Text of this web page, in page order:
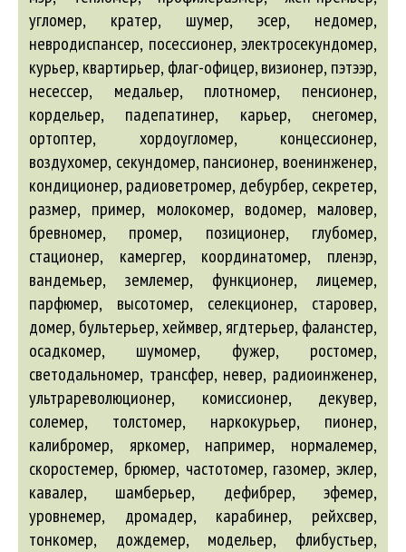
угломер, кратер, шумер, эсер, недомер,
невродиспансер, посессионер, электросекундомер,
курьер, квартирьер, флаг-офицер, визионер, пэтээр,
несессер, медальер, плотномер, пенсионер,
кордельер, падепатинер, карьер, снегомер,
ортоптер, хордоугломер, концессионер,
воздухомер, секундомер, пансионер, военинженер,
кондиционер, радиоветромер, дебурбер, секретер,
размер, пример, молокомер, водомер, маловер,
бревномер, промер, позиционер, глубомер,
стационер, камергер, координатомер, пленэр,
вандемьер, землемер, функционер, лицемер,
парфюмер, высотомер, селекционер, старовер,
домер, бультерьер, хеймвер, ягдтерьер, фаланстер,
осадкомер, шумомер, фужер, ростомер,
светодальномер, трансфер, невер, радиоинженер,
ультрареволюционер, комиссионер, декувер,
солемер, толстомер, наркокурьер, пионер,
калибромер, яркомер, например, нормалемер,
скоростемер, брюмер, частотомер, газомер, эклер,
кавалер, шамберьер, дефибрер, эфемер,
уровнемер, дромадер, карабинер, рейхсвер,
тонкомер, дождемер, модельер, флибустьер,